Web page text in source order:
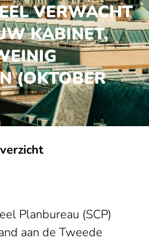
VERWACHT
KABINET,
(OKTOBER
Planbureau (SCP)
aan de Tweede